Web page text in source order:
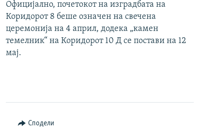
Официјално, почетокот на изградбата на
Коридорот 8 беше означен на свечена
церемонија на 4 април, додека „камен
темелник“ на Коридорот 10 Д се постави на 12
мај.
Сподели